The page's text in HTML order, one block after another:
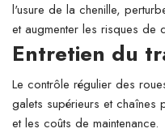
l'usure de la chenille,
et augmenter les risques de
Entretien du
Le contrôle régulier des
galets supérieurs et chaînes
et les coûts de maintenance.